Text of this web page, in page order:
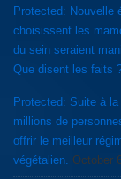
Protected: Nouvelle
choisissent les
du sein seraient
Que disent les faits
Protected: Suite à la
millions de
offrir le meilleur
végétalien. October